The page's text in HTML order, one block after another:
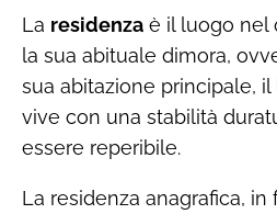
La residenza è il luogo nel
la sua abituale dimora,
sua abitazione principale,
vive con una stabilità
essere reperibile.
La residenza anagrafica, in